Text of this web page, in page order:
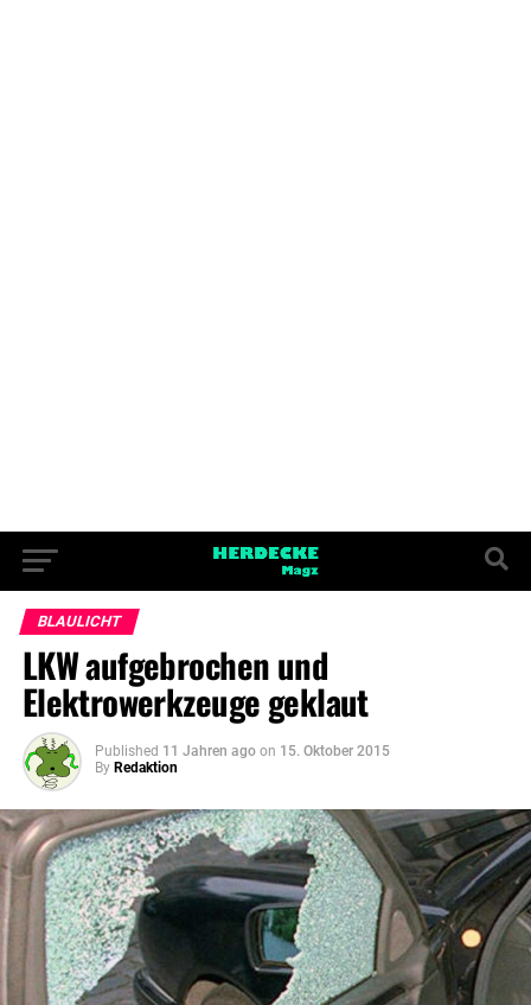
BLAULICHT
LKW aufgebrochen und
Elektrowerkzeuge geklaut
Published 11 Jahren ago on 15. Oktober 2015
By Redaktion